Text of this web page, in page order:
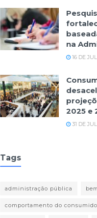
na
16 DE
2025 e
31 DE
Tags
administração pública
comportamento do